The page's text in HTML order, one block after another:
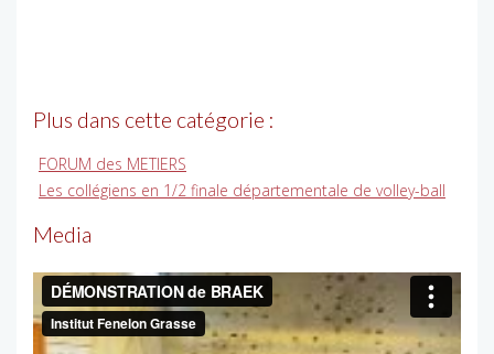
Plus dans cette catégorie :
FORUM des METIERS
Les collégiens en 1/2 finale départementale de volley-ball
Media